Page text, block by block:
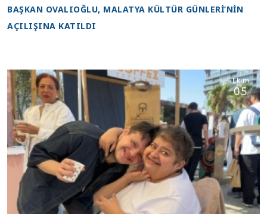
BAŞKAN OVALIOĞLU, MALATYA KÜLTÜR GÜNLERİ’NİN
AÇILIŞINA KATILDI
Ekim
05